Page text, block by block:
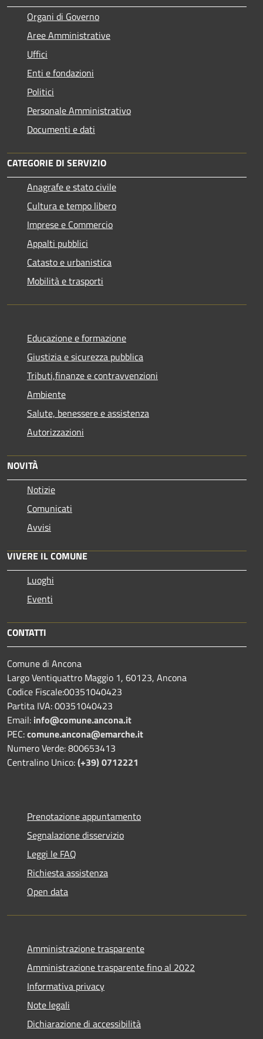
Organi di Governo
Aree Amministrative
Uffici
Enti e fondazioni
Politici
Personale Amministrativo
Documenti e dati
CATEGORIE DI SERVIZIO
Anagrafe e stato civile
Cultura e tempo libero
Imprese e Commercio
Appalti pubblici
Catasto e urbanistica
Mobilità e trasporti
Educazione e formazione
Giustizia e sicurezza pubblica
Tributi,finanze e contravvenzioni
Ambiente
Salute, benessere e assistenza
Autorizzazioni
NOVITÀ
Notizie
Comunicati
Avvisi
VIVERE IL COMUNE
Luoghi
Eventi
CONTATTI
Comune di Ancona
Largo Ventiquattro Maggio 1, 60123, Ancona
Codice Fiscale:00351040423
Partita IVA: 00351040423
Email: info@comune.ancona.it
PEC:comune.ancona@emarche.it
Numero Verde: 800653413
Centralino Unico:(+39) 0712221
Prenotazione appuntamento
Segnalazione disservizio
Leggi le FAQ
Richiesta assistenza
Open data
Amministrazione trasparente
Amministrazione trasparente fino al 2022
Informativa privacy
Note legali
Dichiarazione di accessibilità